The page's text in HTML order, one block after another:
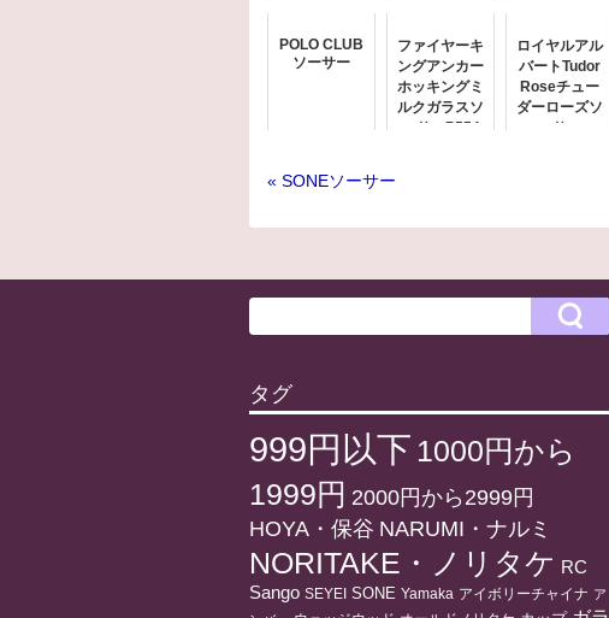
POLO CLUB
ソーサー
ファイヤーキ
ングアンカー
ホッキングミ
ルクガラスソ
ーサーP554
ロイヤルアル
バートTudor
Roseチュー
ダーローズソ
ーサー
« SONEソーサー
タグ
999円以下 1000円から
1999円 2000円から2999円
HOYA・保谷 NARUMI・ナルミ
NORITAKE・ノリタケ RC
Sango SEYEI SONE Yamaka アイボリーチャイナ ア